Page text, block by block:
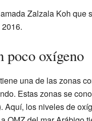
Zalzala Koh que
poco oxígeno
una de las zonas
Estas zonas se
Aquí, los niveles de